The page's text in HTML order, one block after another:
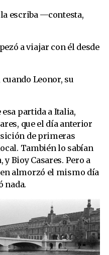
escriba —contesta,
a viajar con él desde
Leonor, su
partida a Italia,
que el día anterior
de primeras
También lo sabían
y Bioy Casares. Pero a
almorzó el mismo día
nada.